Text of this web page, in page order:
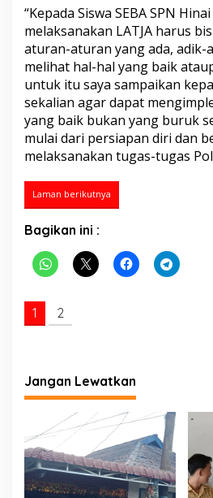
a
n
k
a
n
B
d
a
y
a
“Kepada Siswa SEBA SPN
melaksanakan LATJA harus
aturan-aturan yang ada, adik-
melihat hal-hal yang baik
untuk itu saya sampaikan
sekalian agar dapat
yang baik bukan yang buruk
mulai dari persiapan diri dan
melaksanakan tugas-tugas
Laman berikutnya
Bagikan ini :
1 2
Jangan Lewatkan